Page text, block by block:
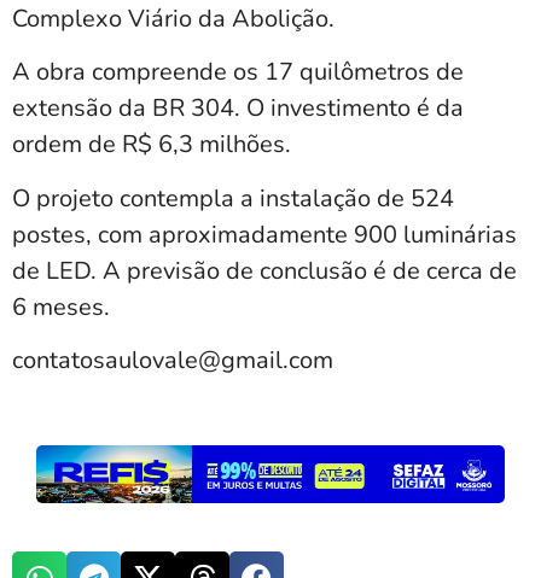
Complexo Viário da Abolição.
A obra compreende os 17 quilômetros de
extensão da BR 304. O investimento é da
ordem de R$ 6,3 milhões.
O projeto contempla a instalação de 524
postes, com aproximadamente 900 luminárias
de LED. A previsão de conclusão é de cerca de
6 meses.
contatosaulovale@gmail.com